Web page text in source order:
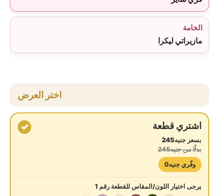
الخامة
مازيراتي ليكرا
اختر العرض
اشتري قطعة
بسعر جنيه245
بدلًا من جنيه245
وفّري جنيه0
✓
يرجى اختيار اللون/المقاس للقطعة رقم 1